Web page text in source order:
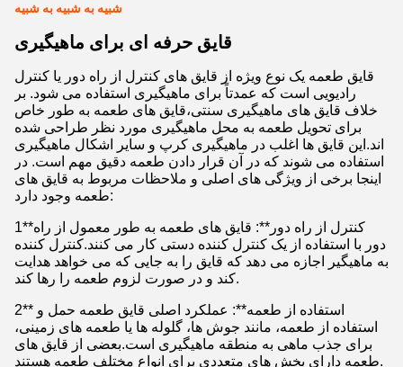
شبيه به شبيه به شبيه
قایق حرفه ای برای ماهیگیری
قایق طعمه یک نوع ویژه از قایق های کنترل از راه دور یا کنترل
رادیویی است که عمدتاً برای ماهیگیری استفاده می شود. بر
خلاف قایق های ماهیگیری سنتی،قایق های طعمه به طور خاص
برای تحویل طعمه به محل ماهیگیری مورد نظر طراحی شده
اند.این قایق ها اغلب در ماهیگیری کرپ و سایر اشکال ماهیگیری
استفاده می شوند که در آن قرار دادن طعمه دقیق مهم است. در
اینجا برخی از ویژگی های اصلی و ملاحظات مربوط به قایق های
طعمه وجود دارد:
1**کنترل از راه دور**: قایق های طعمه به طور معمول از راه
دور با استفاده از یک کنترل کننده دستی کار می کنند.کنترل کننده
به ماهیگیر اجازه می دهد که قایق را به جایی که می خواهد هدایت
کند و در صورت لزوم طعمه را رها کند.
2** استفاده از طعمه**: عملکرد اصلی قایق طعمه حمل و
استفاده از طعمه، مانند جوش ها، گلوله ها یا طعمه های زمینی،
برای جذب ماهی به منطقه ماهیگیری است.بعضی از قایق های
طعمه دارای بخش های متعددی برای انواع مختلف طعمه هستند.